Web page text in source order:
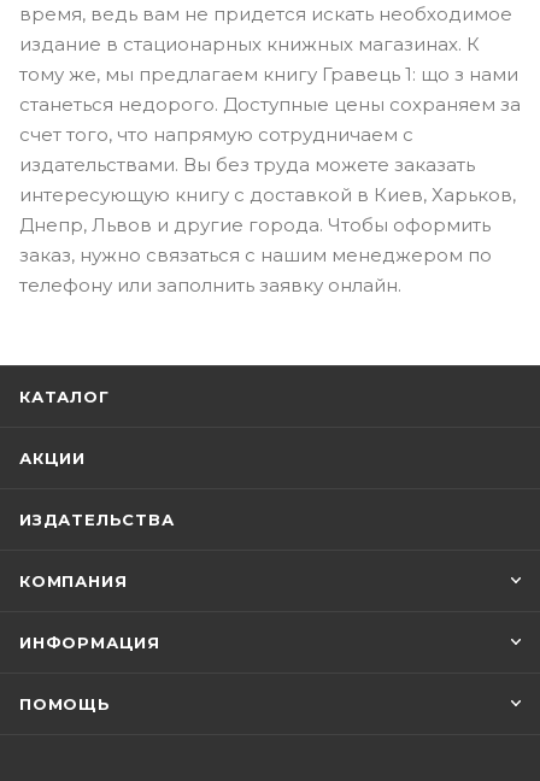
время, ведь вам не придется искать необходимое
издание в стационарных книжных магазинах. К
тому же, мы предлагаем книгу Гравець 1: що з нами
станеться недорого. Доступные цены сохраняем за
счет того, что напрямую сотрудничаем с
издательствами. Вы без труда можете заказать
интересующую книгу с доставкой в Киев, Харьков,
Днепр, Львов и другие города. Чтобы оформить
заказ, нужно связаться с нашим менеджером по
телефону или заполнить заявку онлайн.
КАТАЛОГ
АКЦИИ
ИЗДАТЕЛЬСТВА
КОМПАНИЯ
ИНФОРМАЦИЯ
ПОМОЩЬ